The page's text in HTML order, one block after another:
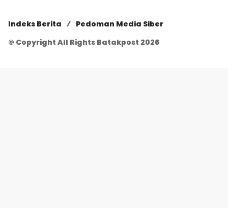
Indeks Berita
Pedoman Media Siber
© Copyright All Rights Batakpost 2026